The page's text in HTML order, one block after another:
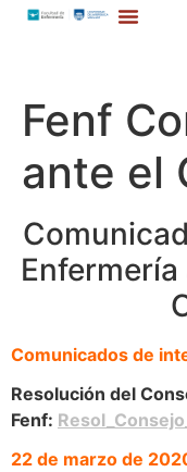
Fenf
ante el
Comunicados de
Resolución del
Fenf:
22 de marzo de